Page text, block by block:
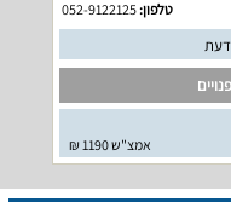
טלפון:052-9122125
דעת
אמצ"ש 1190 ₪